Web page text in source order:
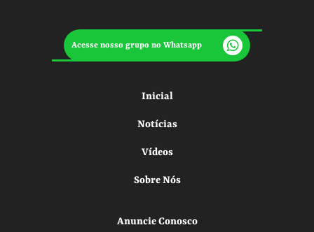
Acesse nosso grupo no Whatsapp
Inicial
Notícias
Vídeos
Sobre Nós
Anuncie Conosco